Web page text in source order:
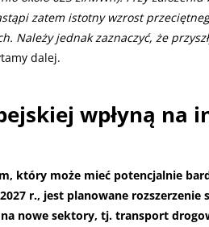
zatem istotny wzrost
Należy jednak zaznaczyć, że
dalej.
wpłyną na
który może mieć potencjalnie
r., jest planowane
na nowe sektory, tj. transport